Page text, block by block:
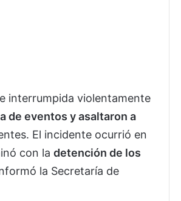
interrumpida violentamente
de eventos y asaltaron a
El incidente ocurrió en
con la detención de los
la Secretaría de